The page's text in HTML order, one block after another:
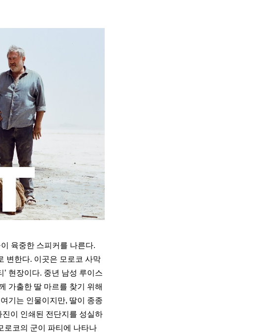
육중한 스피커를 나른다.
변한다. 이곳은 모로코 사막
현장이다. 중년 남성 루이스
가출한 딸 마르를 찾기 위해
기는 인물이지만, 딸이 종종
이 인쇄된 전단지를 성실하
로코의 군이 파티에 나타나